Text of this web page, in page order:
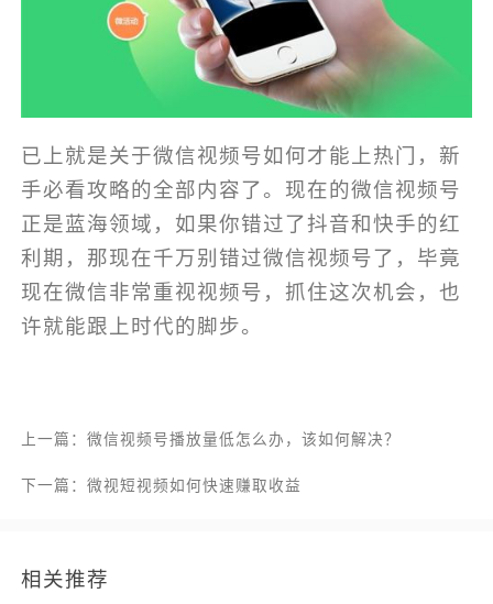
已上就是关于微信视频号如何才能上热门，新
手必看攻略的全部内容了。现在的微信视频号
正是蓝海领域，如果你错过了抖音和快手的红
利期，那现在千万别错过微信视频号了，毕竟
现在微信非常重视视频号，抓住这次机会，也
许就能跟上时代的脚步。
上一篇：微信视频号播放量低怎么办，该如何解决？
下一篇：微视短视频如何快速赚取收益
相关推荐